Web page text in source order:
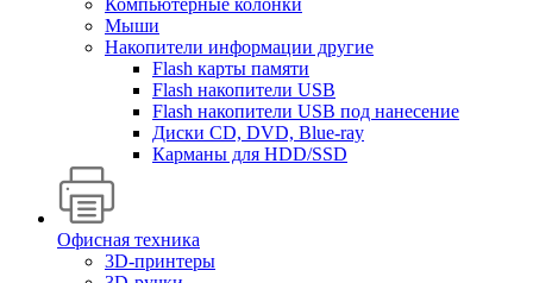
Компьютерные колонки
Мыши
Накопители информации другие
Flash карты памяти
Flash накопители USB
Flash накопители USB под нанесение
Диски CD, DVD, Blue-ray
Карманы для HDD/SSD
Офисная техника
3D-принтеры